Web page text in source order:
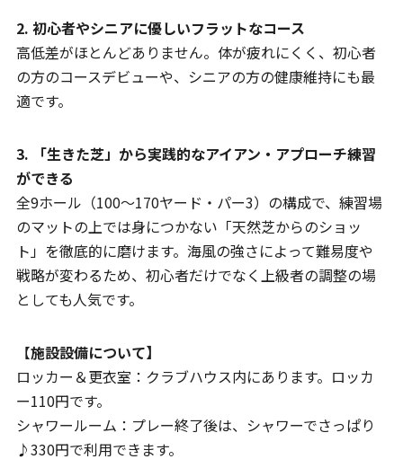
2. 初心者やシニアに優しいフラットなコース
高低差がほとんどありません。体が疲れにくく、初心者
の方のコースデビューや、シニアの方の健康維持にも最
適です。
3. 「生きた芝」から実践的なアイアン・アプローチ練習
ができる
全9ホール（100〜170ヤード・パー3）の構成で、練習場
のマットの上では身につかない「天然芝からのショッ
ト」を徹底的に磨けます。海風の強さによって難易度や
戦略が変わるため、初心者だけでなく上級者の調整の場
としても人気です。
【施設設備について】
ロッカー＆更衣室：クラブハウス内にあります。ロッカ
ー110円です。
シャワールーム：プレー終了後は、シャワーでさっぱり
♪330円で利用できます。